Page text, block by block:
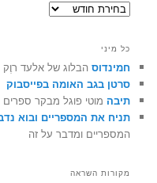
ארכיונים
כל מיני
חמינדוס הבלוג של אלעד רוֶק
סרטן בגב האומה בפייסבוק
תיבה מוטי פוגל מבקר ספרים
תניח את המספריים ובוא
המספריים ומדבר על זה
מקורות השראה